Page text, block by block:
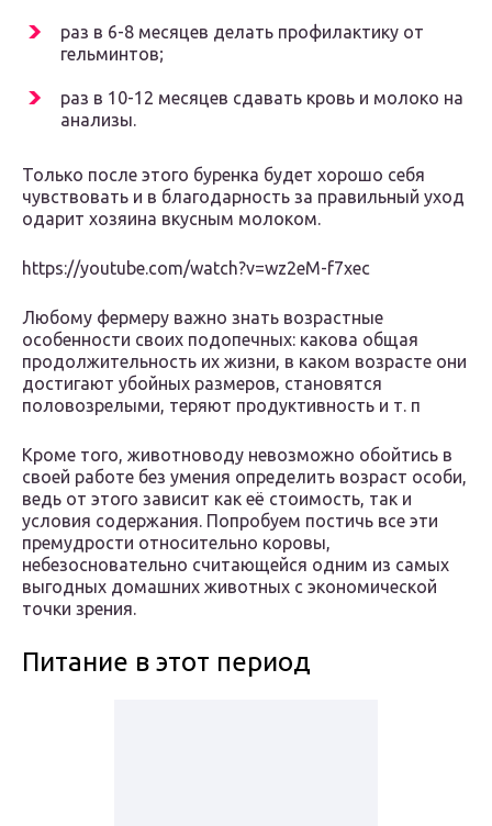
раз в 6-8 месяцев делать профилактику от
гельминтов;
раз в 10-12 месяцев сдавать кровь и молоко на
анализы.
Только после этого буренка будет хорошо себя
чувствовать и в благодарность за правильный уход
одарит хозяина вкусным молоком.
https://youtube.com/watch?v=wz2eM-f7xec
Любому фермеру важно знать возрастные
особенности своих подопечных: какова общая
продолжительность их жизни, в каком возрасте они
достигают убойных размеров, становятся
половозрелыми, теряют продуктивность и т. п
Кроме того, животноводу невозможно обойтись в
своей работе без умения определить возраст особи,
ведь от этого зависит как её стоимость, так и
условия содержания. Попробуем постичь все эти
премудрости относительно коровы,
небезосновательно считающейся одним из самых
выгодных домашних животных с экономической
точки зрения.
Питание в этот период